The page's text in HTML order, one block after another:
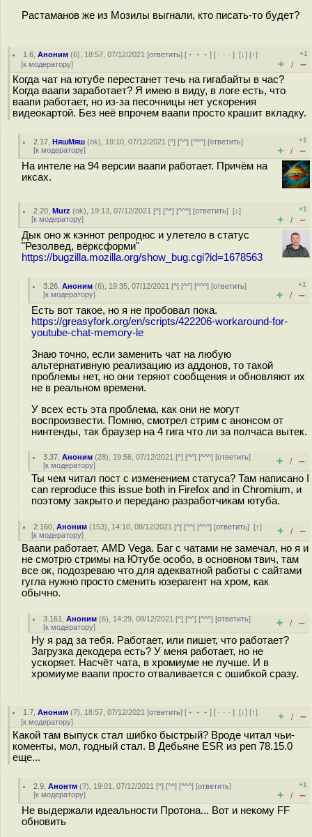
Растаманов же из Мозилы выгнали, кто писать-то будет?
1.6 ,Аноним (6), 18:57, 07/12/2021 [ответить] [ ﹢﹢﹢] [ · · ·][↓] [↑]
[к модератору]
+1
+ / –
Когда чат на ютубе перестанет течь на гигабайты в час?
Когда ваапи заработает? Я имею в виду, в логе есть, что
ваапи работает, но из-за песочницы нет ускорения
видеокартой. Без неё впрочем ваапи просто крашит вкладку.
2.17 ,НяшМяш (ok), 19:10, 07/12/2021 [^] [^^] [^^^] [ответить]
[к модератору]
+1
+ / –
На интеле на 94 версии ваапи работает. Причём на
иксах.
2.20 ,Murz (ok), 19:13, 07/12/2021 [^] [^^] [^^^] [ответить][↓]
[к модератору]
+1
+ / –
Дык оно ж кэннот репродюс и улетело в статус
"Резолвед, вёрксформи"
https://bugzilla.mozilla.org/show_bug.cgi?id=1678563
3.26 ,Аноним (6), 19:35, 07/12/2021 [^] [^^] [^^^] [ответить]
[к модератору]
+1
+ / –
Есть вот такое, но я не пробовал пока.
https://greasyfork.org/en/scripts/422206-workaround-for-
youtube-chat-memory-le
Знаю точно, если заменить чат на любую
альтернативную реализацию из аддонов, то такой
проблемы нет, но они теряют сообщения и обновляют их
не в реальном времени.
У всех есть эта проблема, как они не могут
воспроизвести. Помню, смотрел стрим с анонсом от
нинтенды, так браузер на 4 гига что ли за полчаса вытек.
3.37 ,Аноним (28), 19:56, 07/12/2021 [^] [^^] [^^^] [ответить]
[к модератору] + / –
Ты чем читал пост с изменением статуса? Там написано I
can reproduce this issue both in Firefox and in Chromium, и
поэтому закрыто и передано разработчикам ютуба.
2.160 ,Аноним (153), 14:10, 08/12/2021 [^] [^^] [^^^] [ответить][↑]
[к модератору] + / –
Ваапи работает, AMD Vega. Баг с чатами не замечал, но я и
не смотрю стримы на Ютубе особо, в основном твич, там
все ок, подозреваю что для адекватной работы с сайтами
гугла нужно просто сменить юзерагент на хром, как
обычно.
3.161 ,Аноним (6), 14:29, 08/12/2021 [^] [^^] [^^^] [ответить]
[к модератору] + / –
Ну я рад за тебя. Работает, или пишет, что работает?
Загрузка декодера есть? У меня работает, но не
ускоряет. Насчёт чата, в хромиуме не лучше. И в
хромиуме ваапи просто отваливается с ошибкой сразу.
1.7 ,Аноним (7), 18:57, 07/12/2021 [ответить] [ ﹢﹢﹢] [ · · ·][↓] [↑]
[к модератору] + / –
Какой там выпуск стал шибко быстрый? Вроде читал чьи-
коменты, мол, годный стал. В Дебьяне ESR из реп 78.15.0
еще...
2.9 ,Анонтм (?), 19:01, 07/12/2021 [^] [^^] [^^^] [ответить]
[к модератору]
+1
+ / –
Не выдержали идеальности Протона... Вот и некому FF
обновить